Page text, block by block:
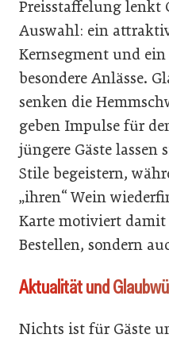
Preisstaffelung lenkt
Auswahl: ein
Kernsegment und
besondere Anlässe.
senken die
geben Impulse für
jüngere Gäste lassen
Stile begeistern,
„ihren“ Wein
Karte motiviert
Bestellen, sondern
Aktualität und
Nichts ist für Gäste